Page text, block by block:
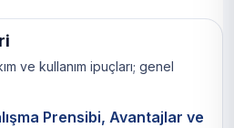
ve kullanım ipuçları; genel
Prensibi, Avantajlar ve